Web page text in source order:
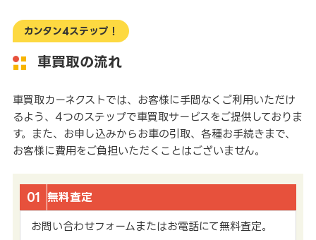
カンタン4ステップ！
車買取の流れ
車買取カーネクストでは、お客様に手間なくご利用いただけ
るよう、4つのステップで車買取サービスをご提供しておりま
す。また、お申し込みからお車の引取、各種お手続きまで、
お客様に費用をご負担いただくことはございません。
01 無料査定
お問い合わせフォームまたはお電話にて無料査定。